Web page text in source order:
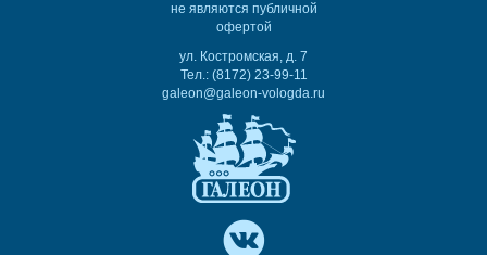
не являются публичной
офертой
ул. Костромская, д. 7
Тел.: (8172) 23-99-11
galeon@galeon-vologda.ru